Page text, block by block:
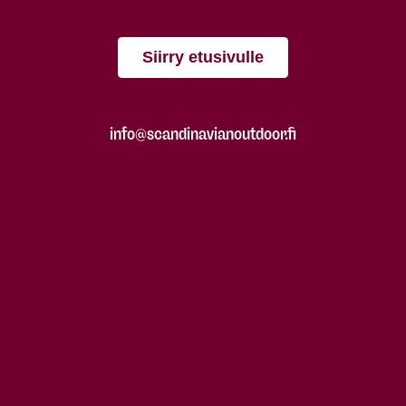
Siirry etusivulle
info@scandinavianoutdoor.fi